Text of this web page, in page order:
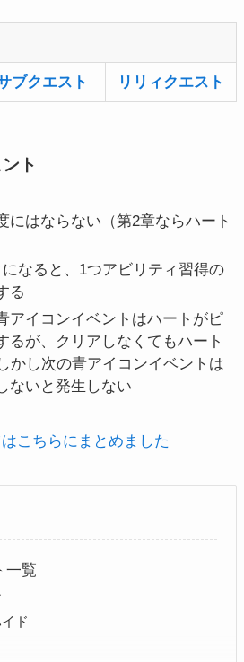
ブクエスト リリィクエスト
ト
にはならない（第2章ならハート
なると、1つアビリティ習得の
る
アイコンイベントはハートがピ
るが、クリアしなくてもハート
し次の青アイコンイベントは
ないと発生しない
こちらにまとめました
一覧
ド